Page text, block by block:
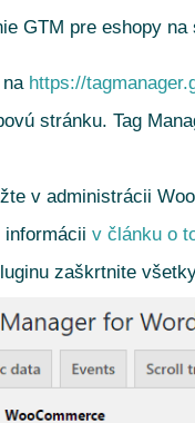
GTM pre eshopy
https://
stránku. Tag
v administrácii
informácii v článku o
zaškrtnite